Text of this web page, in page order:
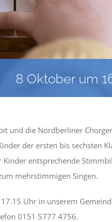
8 Oktober um
und die Nordberliner
der ersten bis sechsten
entsprechende
mehrstimmigen Singen.
Uhr in unserem
0151 5777 4756.